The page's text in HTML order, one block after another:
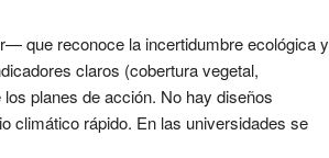
que reconoce la incertidumbre ecológica y
claros (cobertura vegetal,
planes de acción. No hay diseños
climático rápido. En las universidades se